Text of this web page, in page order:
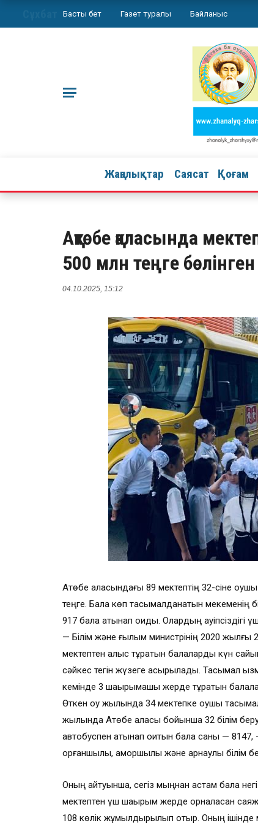
Басты бет Газет туралы Байланыс
Жаңалықтар Саясат Қоғам
Ақтөбе қаласында
500 млн теңге бөлінген
04.10.2025, 15:12
Ақтөбе қаласындағы 89 мектептің 32-сіне
теңге. Бала көп тасымалданатын мекеменің
917 бала қатынап оқиды. Олардың қауіпсіздігі
— Білім және ғылым министрінің 2020
мектептен алыс тұратын балаларды күн
сәйкес тегін жүзеге асырылады. Тасымал
кемінде 3 шақырымқашық жерде тұратын
Өткен оқу жылында 34 мектепке оқушы
жылында Ақтөбе қаласы бойынша 32 білім
автобуспен қатынап оқитын бала саны — 8147,
қорғаншылық, қамқоршылық және арнаулы
Оның айтуынша, сегіз мыңнан астам бала
мектептен үш шақырым жерде орналасқан
108 көлік жұмылдырылып отыр. Оның ішінде